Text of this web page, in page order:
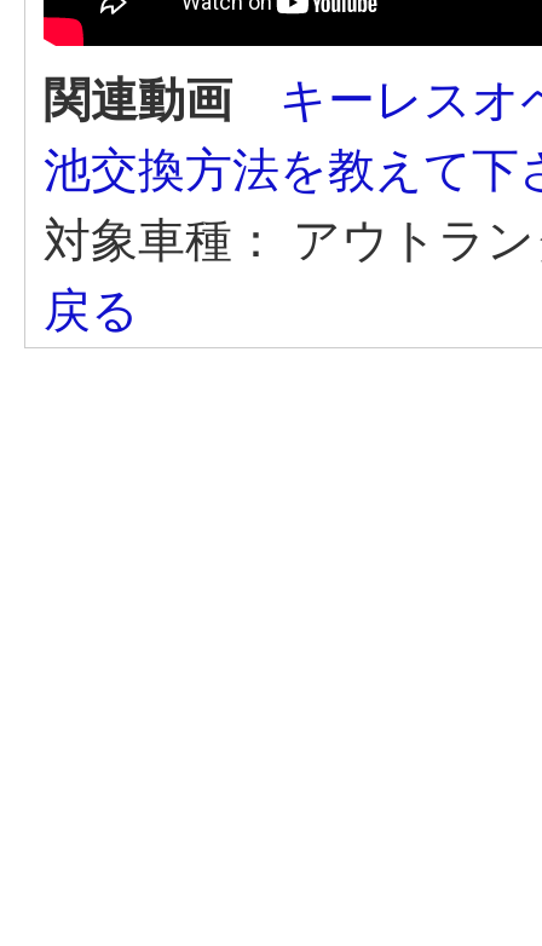
関連動画
キーレスオ
池交換方法を教えて下
対象車種：
アウトラ
戻る